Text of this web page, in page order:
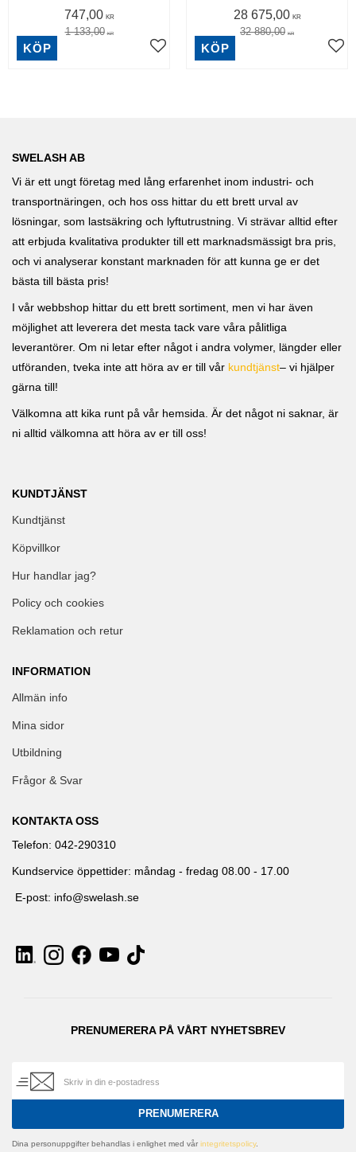
747,00 KR
1 133,00 KR
KÖP
28 675,00 KR
32 880,00 KR
KÖP
SWELASH AB
Vi är ett ungt företag med lång erfarenhet inom industri- och
transportnäringen, och hos oss hittar du ett brett urval av
lösningar, som lastsäkring och lyftutrustning. Vi strävar alltid efter
att erbjuda kvalitativa produkter till ett marknadsmässigt bra pris,
och vi analyserar konstant marknaden för att kunna ge er det
bästa till bästa pris!
I vår webbshop hittar du ett brett sortiment, men vi har även
möjlighet att leverera det mesta tack vare våra pålitliga
leverantörer. Om ni letar efter något i andra volymer, längder eller
utföranden, tveka inte att höra av er till vår kundtjänst– vi hjälper
gärna till!
Välkomna att kika runt på vår hemsida. Är det något ni saknar, är
ni alltid välkomna att höra av er till oss!
KUNDTJÄNST
Kundtjänst
Köpvillkor
Hur handlar jag?
Policy och cookies
Reklamation och retur
INFORMATION
Allmän info
Mina sidor
Utbildning
Frågor & Svar
KONTAKTA OSS
Telefon: 042-290310
Kundservice öppettider: måndag - fredag 08.00 - 17.00
E-post: info@swelash.se
PRENUMERERA PÅ VÅRT NYHETSBREV
PRENUMERERA
Dina personuppgifter behandlas i enlighet med vår integritetspolicy.